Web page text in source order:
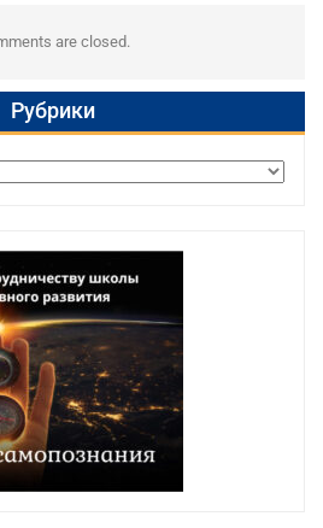
are closed.
Рубрики